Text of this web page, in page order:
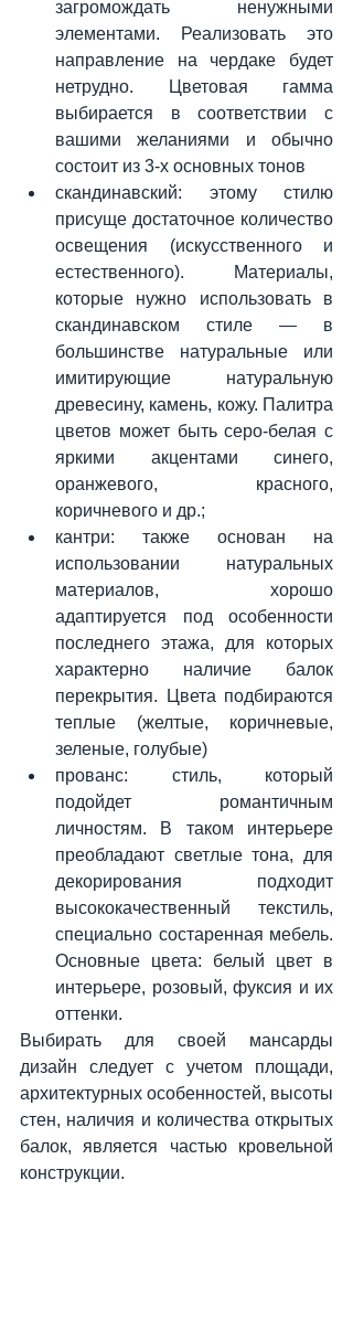
загромождать ненужными
элементами. Реализовать это
направление на чердаке будет
нетрудно. Цветовая гамма
выбирается в соответствии с
вашими желаниями и обычно
состоит из 3-х основных тонов
скандинавский: этому стилю
присуще достаточное количество
освещения (искусственного и
естественного). Материалы,
которые нужно использовать в
скандинавском стиле — в
большинстве натуральные или
имитирующие натуральную
древесину, камень, кожу. Палитра
цветов может быть серо-белая с
яркими акцентами синего,
оранжевого, красного,
коричневого и др.;
кантри: также основан на
использовании натуральных
материалов, хорошо
адаптируется под особенности
последнего этажа, для которых
характерно наличие балок
перекрытия. Цвета подбираются
теплые (желтые, коричневые,
зеленые, голубые)
прованс: стиль, который
подойдет романтичным
личностям. В таком интерьере
преобладают светлые тона, для
декорирования подходит
высококачественный текстиль,
специально состаренная мебель.
Основные цвета: белый цвет в
интерьере, розовый, фуксия и их
оттенки.
Выбирать для своей мансарды
дизайн следует с учетом площади,
архитектурных особенностей, высоты
стен, наличия и количества открытых
балок, является частью кровельной
конструкции.